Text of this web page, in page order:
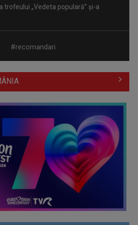
trofeului „Vedeta populară” şi-a
la TVR Cultural: „Contemporan
#recomandari